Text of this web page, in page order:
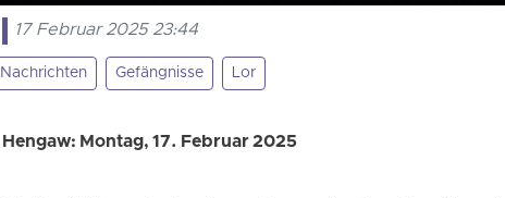
17 Februar 2025 23:44
Nachrichten Gefängnisse Lor
Hengaw: Montag, 17. Februar 2025